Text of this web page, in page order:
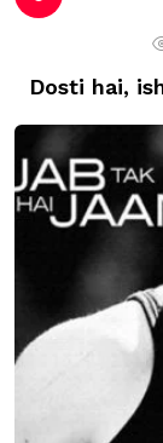
Dosti hai,